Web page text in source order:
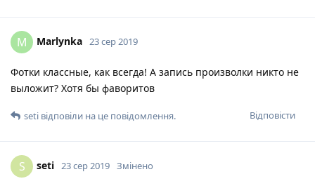
M Marlynka 23 сер 2019
Фотки классные, как всегда! А запись произволки никто не
выложит? Хотя бы фаворитов
Відповісти
seti відповіли на це повідомлення.
S seti 23 сер 2019 Змінено